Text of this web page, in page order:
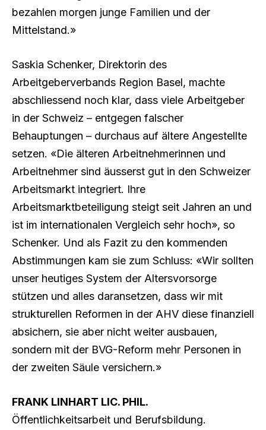
bezahlen morgen junge Familien und der
Mittelstand.»
Saskia Schenker, Direktorin des
Arbeitgeberverbands Region Basel, machte
abschliessend noch klar, dass viele Arbeitgeber
in der Schweiz – entgegen falscher
Behauptungen – durchaus auf ältere Angestellte
setzen. «Die älteren Arbeitnehmerinnen und
Arbeitnehmer sind äusserst gut in den Schweizer
Arbeitsmarkt integriert. Ihre
Arbeitsmarktbeteiligung steigt seit Jahren an und
ist im internationalen Vergleich sehr hoch», so
Schenker. Und als Fazit zu den kommenden
Abstimmungen kam sie zum Schluss: «Wir sollten
unser heutiges System der Altersvorsorge
stützen und alles daransetzen, dass wir mit
strukturellen Reformen in der AHV diese finanziell
absichern, sie aber nicht weiter ausbauen,
sondern mit der BVG-Reform mehr Personen in
der zweiten Säule versichern.»
FRANK LINHART LIC. PHIL.
Öffentlichkeitsarbeit und Berufsbildung.